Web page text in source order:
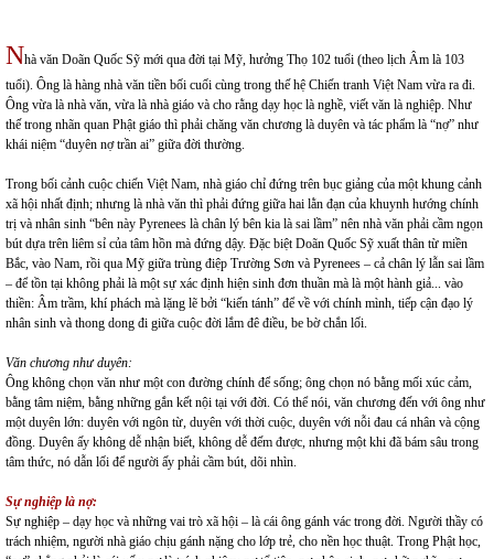
Nhà văn Doãn Quốc Sỹ mới qua đời tại Mỹ, hưởng Thọ 102 tuổi (theo lịch Âm là 103
tuổi). Ông là hàng nhà văn tiền bối cuối cùng trong thế hệ Chiến tranh Việt Nam vừa ra đi.
Ông vừa là nhà văn, vừa là nhà giáo và cho rằng dạy học là nghề, viết văn là nghiệp. Như
thế trong nhãn quan Phật giáo thì phải chăng văn chương là duyên và tác phẩm là “nợ” như
khái niệm “duyên nợ trần ai” giữa đời thường.
Trong bối cảnh cuộc chiến Việt Nam, nhà giáo chỉ đứng trên bục giảng của một khung cảnh
xã hội nhất định; nhưng là nhà văn thì phải đứng giữa hai lằn đạn của khuynh hướng chính
trị và nhân sinh “bên này Pyrenees là chân lý bên kia là sai lầm” nên nhà văn phải cầm ngọn
bút dựa trên liêm sỉ của tâm hồn mà đứng dậy. Đặc biệt Doãn Quốc Sỹ xuất thân từ miền
Bắc, vào Nam, rồi qua Mỹ giữa trùng điệp Trường Sơn và Pyrenees – cả chân lý lẫn sai lầm
– để tồn tại không phải là một sự xác định hiện sinh đơn thuần mà là một hành giả... vào
thiền: Âm trầm, khí phách mà lặng lẽ bởi “kiến tánh” để về với chính mình, tiếp cận đạo lý
nhân sinh và thong dong đi giữa cuộc đời lắm đê điều, be bờ chắn lối.
Văn chương như duyên:
Ông không chọn văn như một con đường chính để sống; ông chọn nó bằng mối xúc cảm,
bằng tâm niệm, bằng những gắn kết nội tại với đời. Có thể nói, văn chương đến với ông như
một duyên lớn: duyên với ngôn từ, duyên với thời cuộc, duyên với nỗi đau cá nhân và cộng
đồng. Duyên ấy không dễ nhận biết, không dễ đếm được, nhưng một khi đã bám sâu trong
tâm thức, nó dẫn lối để người ấy phải cầm bút, dõi nhìn.
Sự nghiệp là nợ:
Sự nghiệp – dạy học và những vai trò xã hội – là cái ông gánh vác trong đời. Người thầy có
trách nhiệm, người nhà giáo chịu gánh nặng cho lớp trẻ, cho nền học thuật. Trong Phật học,